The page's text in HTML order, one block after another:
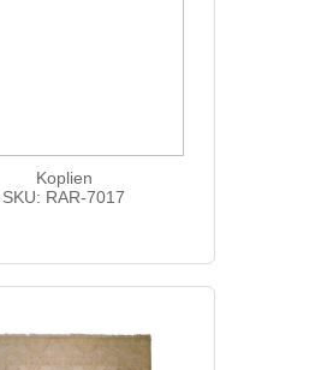
Koplien
SKU: RAR-7017